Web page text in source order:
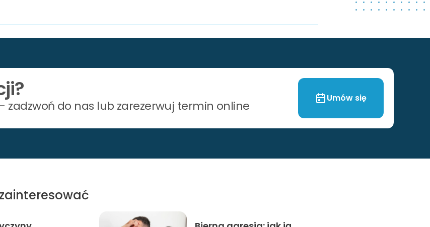
zadzwoń do nas lub zarezerwuj termin online
Umów się